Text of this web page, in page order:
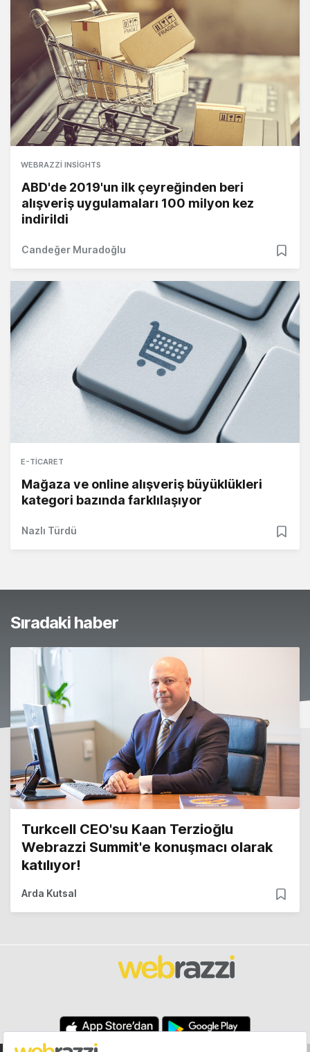
WEBRAZZI INSIGHTS
ABD'de 2019'un ilk çeyreğinden beri
alışveriş uygulamaları 100 milyon kez
indirildi
Candeğer Muradoğlu
E-TICARET
Mağaza ve online alışveriş büyüklükleri
kategori bazında farklılaşıyor
Nazlı Türdü
Sıradaki haber
Turkcell CEO'su Kaan Terzioğlu
Webrazzi Summit'e konuşmacı olarak
katılıyor!
Arda Kutsal